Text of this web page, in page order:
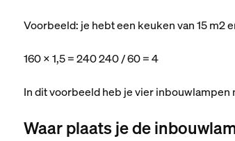
Voorbeeld: je hebt een keuken van 15 m2
160 x 1,5 = 240 240 / 60 = 4
In dit voorbeeld heb je vier inbouwlampen
Waar plaats je de